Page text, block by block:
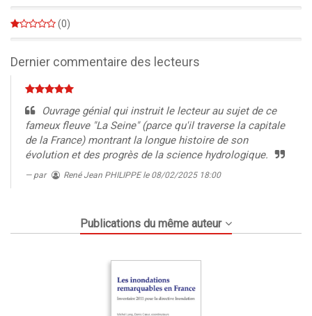
(0)
Dernier commentaire des lecteurs
Ouvrage génial qui instruit le lecteur au sujet de ce
fameux fleuve "La Seine" (parce qu'il traverse la capitale
de la France) montrant la longue histoire de son
évolution et des progrès de la science hydrologique.
par René Jean PHILIPPEle 08/02/2025 18:00
Publications du même auteur